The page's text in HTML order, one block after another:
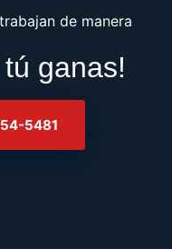
de manera
ganas!
5481